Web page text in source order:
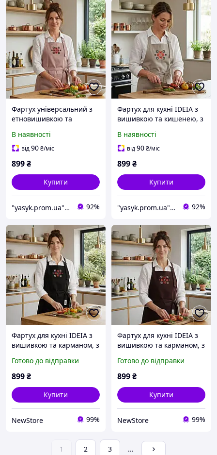
Фартух універсальний з
етновишивкою та
водовідштовхувальний,
бавовна, великий розмір,
В наявності
від90₴/міс
899₴
Купити
"yasyk.prom.ua": інтернет-магазин текстилю для дому та готелів 92%
Фартух для кухні IDEIA з
вишивкою та кишенею, з
бавовна, для жінок і
чоловіків сірий
В наявності
від90₴/міс
899₴
Купити
"yasyk.prom.ua": інтернет-магазин текстилю для дому та готелів 92%
Фартух для кухні IDEIA з
вишивкою та карманом, з
бавовна, для жінок та
чоловіків чорний
Готово до відправки
899₴
Купити
NewStore 99%
Фартух для кухні IDEIA з
вишивкою та карманом, з
бавовна, для жінок та
чоловіків шоколад
Готово до відправки
899₴
Купити
NewStore 99%
1 2 3 ...